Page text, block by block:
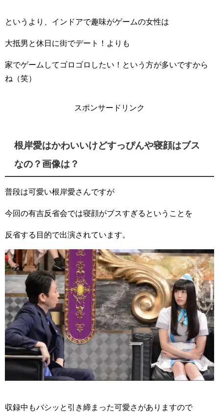
というより、インドアで趣味がゲームの女性は
大抵男と休日に街でデート！よりも
家でゲームしてゴロゴロしたい！という方が多いですから
ね（笑）
スポンサードリンク
根岸愛はかわいいけどすっぴんや寝顔はブス
なの？画像は？
普段は可愛い根岸愛さんですが
今回の有吉反省会では寝顔がブスすぎるということを
反省する目的で出演されています。
収録中もバシッと引き締まった可愛さがありますので